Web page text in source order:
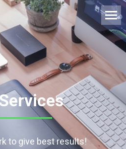
to give best results!